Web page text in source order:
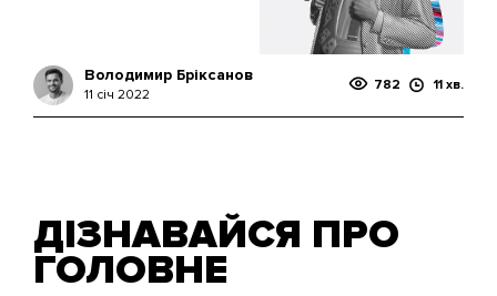
Володимир Бріксанов
11 січ 2022
782 11 хв.
ДІЗНАВАЙСЯ ПРО
ГОЛОВНЕ